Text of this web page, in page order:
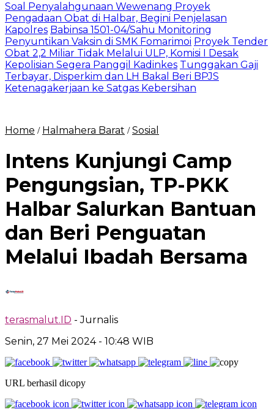
Soal Penyalahgunaan Wewenang Proyek
Pengadaan Obat di Halbar, Begini Penjelasan
Kapolres Babinsa 1501-04/Sahu Monitoring
Penyuntikan Vaksin di SMK Fomarimoi Proyek Tender
Obat 2,2 Miliar Tidak Melalui ULP, Komisi I Desak
Kepolisian Segera Panggil Kadinkes Tunggakan Gaji
Terbayar, Disperkim dan LH Bakal Beri BPJS
Ketenagakerjaan ke Satgas Kebersihan
Home / Halmahera Barat /Sosial
Intens Kunjungi Camp
Pengungsian, TP-PKK
Halbar Salurkan Bantuan
dan Beri Penguatan
Melalui Ibadah Bersama
terasmalut.ID - Jurnalis
Senin, 27 Mei 2024 - 10:48 WIB
URL berhasil dicopy